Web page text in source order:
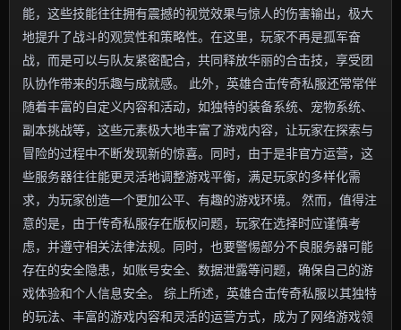
能，这些技能往往拥有震撼的视觉效果与惊人的伤害输出，极大
地提升了战斗的观赏性和策略性。在这里，玩家不再是孤军奋
战，而是可以与队友紧密配合，共同释放华丽的合击技，享受团
队协作带来的乐趣与成就感。 此外，英雄合击传奇私服还常常伴
随着丰富的自定义内容和活动，如独特的装备系统、宠物系统、
副本挑战等，这些元素极大地丰富了游戏内容，让玩家在探索与
冒险的过程中不断发现新的惊喜。同时，由于是非官方运营，这
些服务器往往能更灵活地调整游戏平衡，满足玩家的多样化需
求，为玩家创造一个更加公平、有趣的游戏环境。 然而，值得注
意的是，由于传奇私服存在版权问题，玩家在选择时应谨慎考
虑，并遵守相关法律法规。同时，也要警惕部分不良服务器可能
存在的安全隐患，如账号安全、数据泄露等问题，确保自己的游
戏体验和个人信息安全。 综上所述，英雄合击传奇私服以其独特
的玩法、丰富的游戏内容和灵活的运营方式，成为了网络游戏领